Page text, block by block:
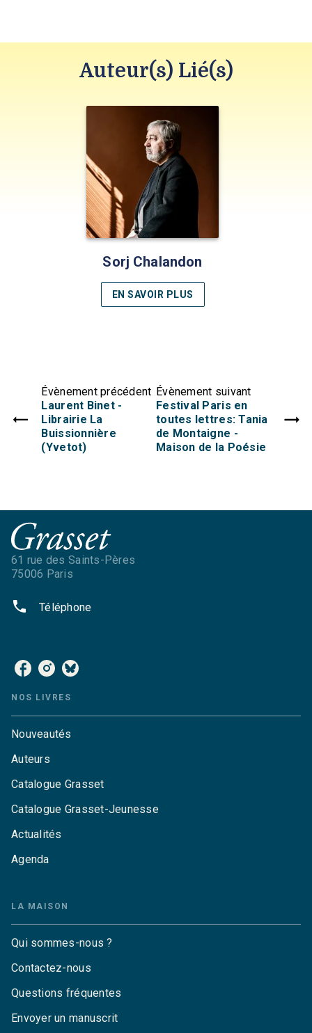
Auteur(s) Lié(s)
Sorj Chalandon
EN SAVOIR PLUS
Évènement précédent
Laurent Binet -
Librairie La
Buissionnière
(Yvetot)
Évènement suivant
Festival Paris en
toutes lettres: Tania
de Montaigne -
Maison de la Poésie
61 rue des Saints-Pères
75006 Paris
phone Téléphone
NOS LIVRES
Nouveautés
Auteurs
Catalogue Grasset
Catalogue Grasset-Jeunesse
Actualités
Agenda
LA MAISON
Qui sommes-nous ?
Contactez-nous
Questions fréquentes
Envoyer un manuscrit